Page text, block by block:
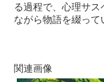
台
湾
関
る過程で、心理サ
ながら物語を綴って
関連画像